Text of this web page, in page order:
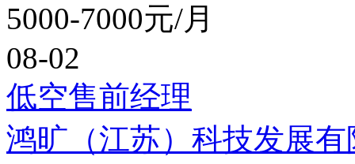
5000-7000元/月
08-02
低空售前经理
鸿旷（江苏）科技发展有